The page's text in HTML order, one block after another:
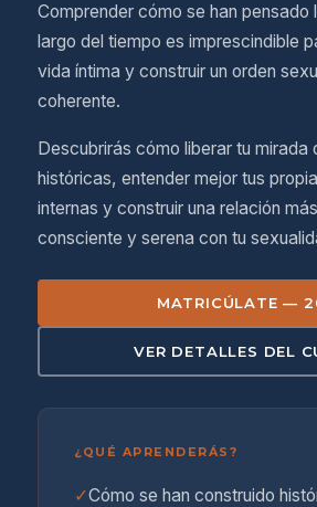
Comprender cómo se han pensado
largo del tiempo es imprescindible
vida íntima y construir un orden
coherente.
Descubrirás cómo liberar tu mirada
históricas, entender mejor tus
internas y construir una relación
consciente y serena con tu
MATRICÚLATE —
VER DETALLES DEL
¿QUÉ APRENDERÁS?
✓Cómo se han construido